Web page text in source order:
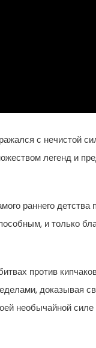
с нечистой
легенд и
раннего детства
и только
против
доказывая
необычайной силе